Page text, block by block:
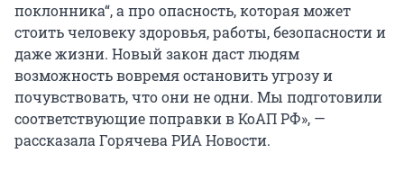
поклонника“, а про опасность, которая может
стоить человеку здоровья, работы, безопасности и
даже жизни. Новый закон даст людям
возможность вовремя остановить угрозу и
почувствовать, что они не одни. Мы подготовили
соответствующие поправки в КоАП РФ», —
рассказала Горячева РИА Новости.